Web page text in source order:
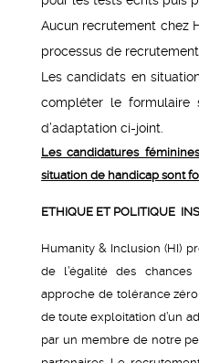
Aucun recrutement chez
processus de recrutement.
Les candidats en
compléter le formulaire
d’adaptation ci-joint.
Les candidatures
situation de handicap sont
ETHIQUE ET POLITIQUE
Humanity & Inclusion (HI)
de l’égalité des
approche de tolérance
de toute exploitation d’un
par un membre de notre